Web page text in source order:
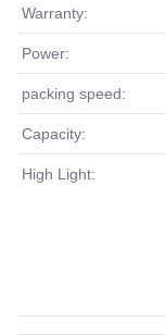
Warranty:
Power:
packing speed:
Capacity:
High Light: